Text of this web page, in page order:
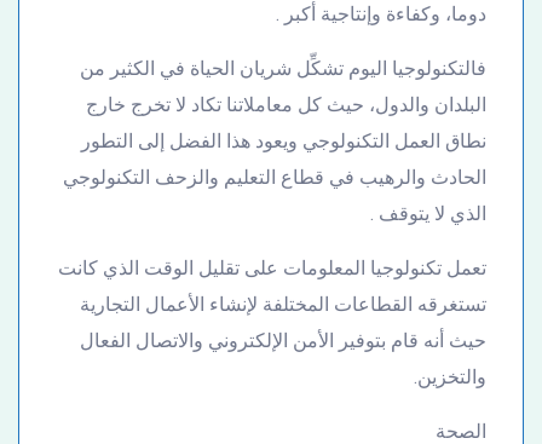
دوما، وكفاءة وإنتاجية أكبر .
فالتكنولوجيا اليوم تشكِّل شريان الحياة في الكثير من
البلدان والدول، حيث كل معاملاتنا تكاد لا تخرج خارج
نطاق العمل التكنولوجي ويعود هذا الفضل إلى التطور
الحادث والرهيب في قطاع التعليم والزحف التكنولوجي
الذي لا يتوقف .
تعمل تكنولوجيا المعلومات على تقليل الوقت الذي كانت
تستغرقه القطاعات المختلفة لإنشاء الأعمال التجارية
حيث أنه قام بتوفير الأمن الإلكتروني والاتصال الفعال
والتخزين.
الصحة